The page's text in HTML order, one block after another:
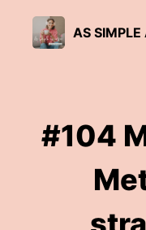
AS SIMPLE
#104